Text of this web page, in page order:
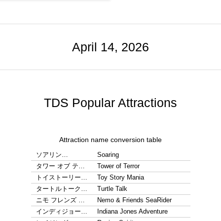
April 14, 2026
TDS Popular Attractions
Attraction name conversion table
ソアリン…
Soaring
タワー オブ テ…
Tower of Terror
トイストーリー…
Toy Story Mania
タートルトーク…
Turtle Talk
ニモ フレンズ …
Nemo & Friends SeaRider
インディジョー…
Indiana Jones Adventure